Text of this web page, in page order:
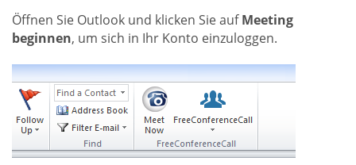
Öffnen Sie Outlook und klicken Sie aufMeeting
beginnen, um sich in Ihr Konto einzuloggen.